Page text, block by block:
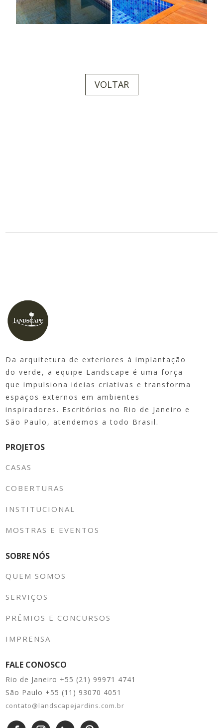
VOLTAR
Da arquitetura de exteriores à implantação
do verde, a equipe Landscape é uma força
que impulsiona ideias criativas e transforma
espaços externos em ambientes
inspiradores. Escritórios no Rio de Janeiro e
São Paulo, atendemos a todo Brasil.
PROJETOS
CASAS
COBERTURAS
INSTITUCIONAL
MOSTRAS E EVENTOS
SOBRE NÓS
QUEM SOMOS
SERVIÇOS
PRÊMIOS E CONCURSOS
IMPRENSA
FALE CONOSCO
Rio de Janeiro +55 (21) 99971 4741
São Paulo +55 (11) 93070 4051
contato@landscapejardins.com.br